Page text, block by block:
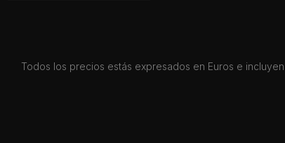
Todos los precios estás expresados en Euros e